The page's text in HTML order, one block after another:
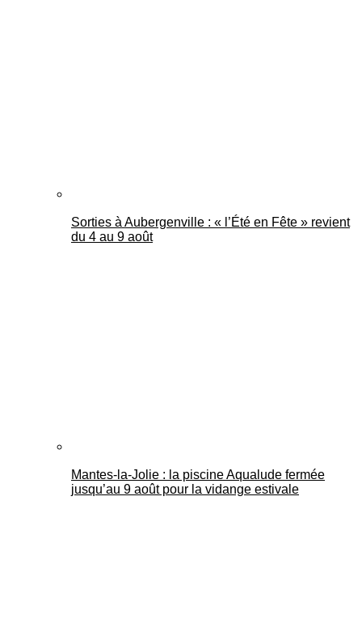
Sorties à Aubergenville : « l’Été en Fête » revient
du 4 au 9 août
Mantes-la-Jolie : la piscine Aqualude fermée
jusqu’au 9 août pour la vidange estivale